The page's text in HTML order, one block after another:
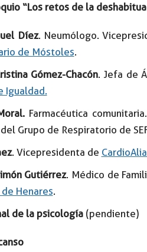
“Los retos de la
Díez. Neumólogo.
de Móstoles.
Gómez-Chacón. Jefa de
Igualdad.
Farmacéutica
Grupo de Respiratorio de
. Vicepresidenta de
Gutiérrez. Médico de
Henares.
de la psicología(pendiente)